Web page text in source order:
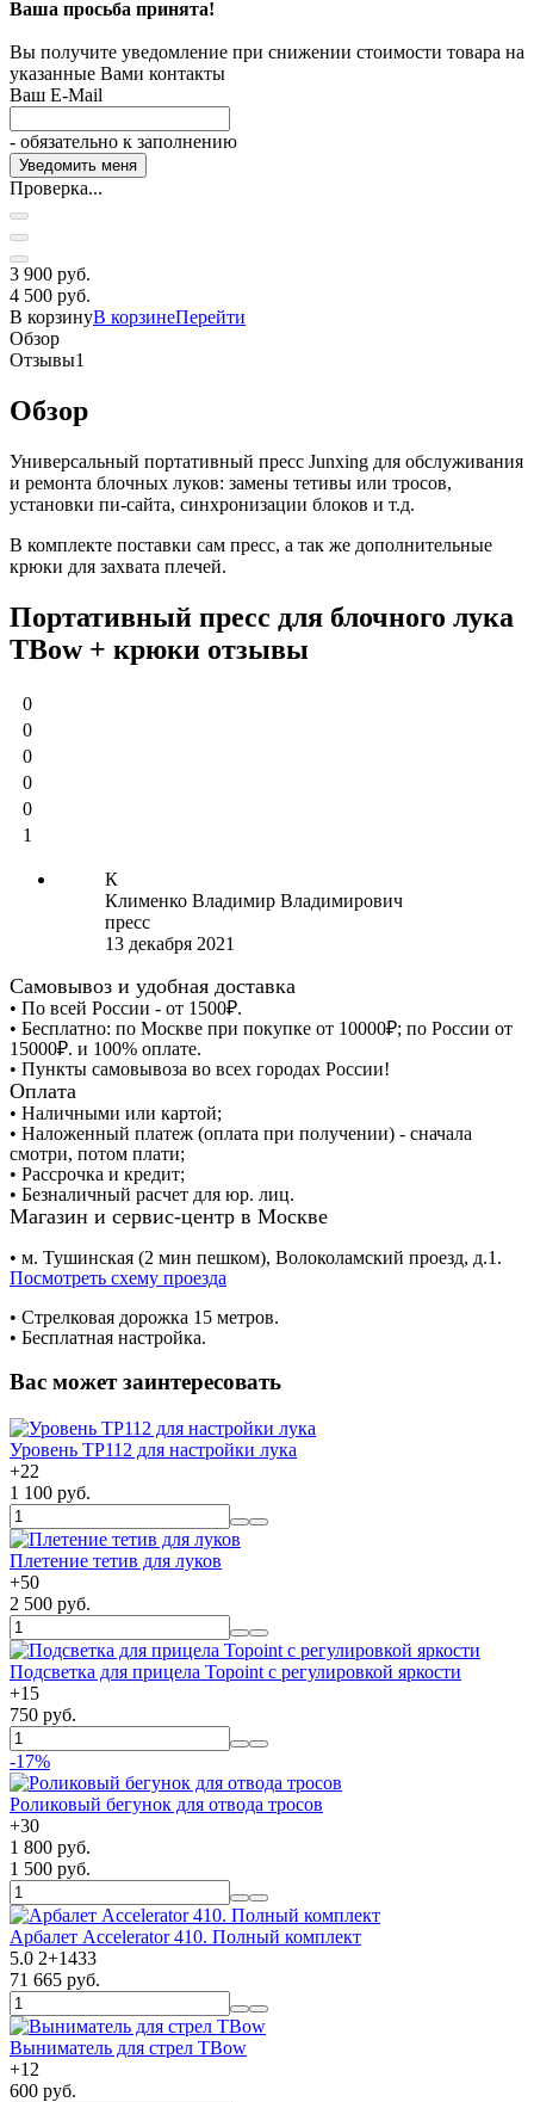
Ваша просьба принята!
Вы получите уведомление при снижении стоимости товара на
указанные Вами контакты
Ваш E-Mail
- обязательно к заполнению
Проверка...
3 900 руб.
4 500 руб.
В корзинуВ корзинеПерейти
Обзор
Отзывы1
Обзор
Универсальный портативный пресс Junxing для обслуживания
и ремонта блочных луков: замены тетивы или тросов,
установки пи-сайта, синхронизации блоков и т.д.
В комплекте поставки сам пресс, а так же дополнительные
крюки для захвата плечей.
Портативный пресс для блочного лука
TBow + крюки отзывы
0
0
0
0
0
1
К
Клименко Владимир Владимирович
пресс
13 декабря 2021
Самовывоз и удобная доставка
• По всей России - от 1500₽.
• Бесплатно: по Москве при покупке от 10000₽; по России от
15000₽. и 100% оплате.
• Пункты самовывоза во всех городах России!
Оплата
• Наличными или картой;
• Наложенный платеж (оплата при получении) - сначала
смотри, потом плати;
• Рассрочка и кредит;
• Безналичный расчет для юр. лиц.
Магазин и сервис-центр в Москве
• м. Тушинская (2 мин пешком), Волоколамский проезд, д.1.
Посмотреть схему проезда
• Cтрелковая дорожка 15 метров.
• Бесплатная настройка.
Вас может заинтересовать
Уровень TP112 для настройки лука
+22
1 100 руб.
Плетение тетив для луков
+50
2 500 руб.
Подсветка для прицела Topoint с регулировкой яркости
+15
750 руб.
-17%
Роликовый бегунок для отвода тросов
+30
1 800 руб.
1 500 руб.
Арбалет Accelerator 410. Полный комплект
5.0 2+1433
71 665 руб.
Выниматель для стрел TBow
+12
600 руб.